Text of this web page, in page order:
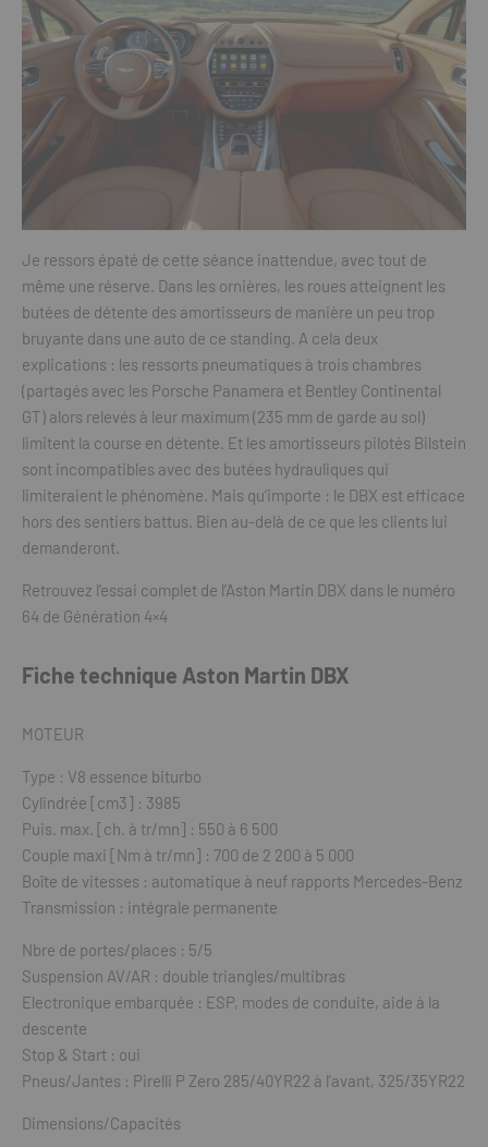
Je ressors épaté de cette séance inattendue, avec tout de
même une réserve. Dans les ornières, les roues atteignent les
butées de détente des amortisseurs de manière un peu trop
bruyante dans une auto de ce standing. A cela deux
explications : les ressorts pneumatiques à trois chambres
(partagés avec les Porsche Panamera et Bentley Continental
GT) alors relevés à leur maximum (235 mm de garde au sol)
limitent la course en détente. Et les amortisseurs pilotés Bilstein
sont incompatibles avec des butées hydrauliques qui
limiteraient le phénomène. Mais qu’importe : le DBX est efficace
hors des sentiers battus. Bien au-delà de ce que les clients lui
demanderont.
Retrouvez l’essai complet de l’Aston Martin DBX dans le numéro
64 de Génération 4×4
Fiche technique Aston Martin DBX
MOTEUR
Type : V8 essence biturbo
Cylindrée [cm3] : 3985
Puis. max. [ch. à tr/mn] : 550 à 6 500
Couple maxi [Nm à tr/mn] : 700 de 2 200 à 5 000
Boîte de vitesses : automatique à neuf rapports Mercedes-Benz
Transmission : intégrale permanente
Nbre de portes/places : 5/5
Suspension AV/AR : double triangles/multibras
Electronique embarquée : ESP, modes de conduite, aide à la
descente
Stop & Start : oui
Pneus/Jantes : Pirelli P Zero 285/40YR22 à l’avant, 325/35YR22
Dimensions/Capacités